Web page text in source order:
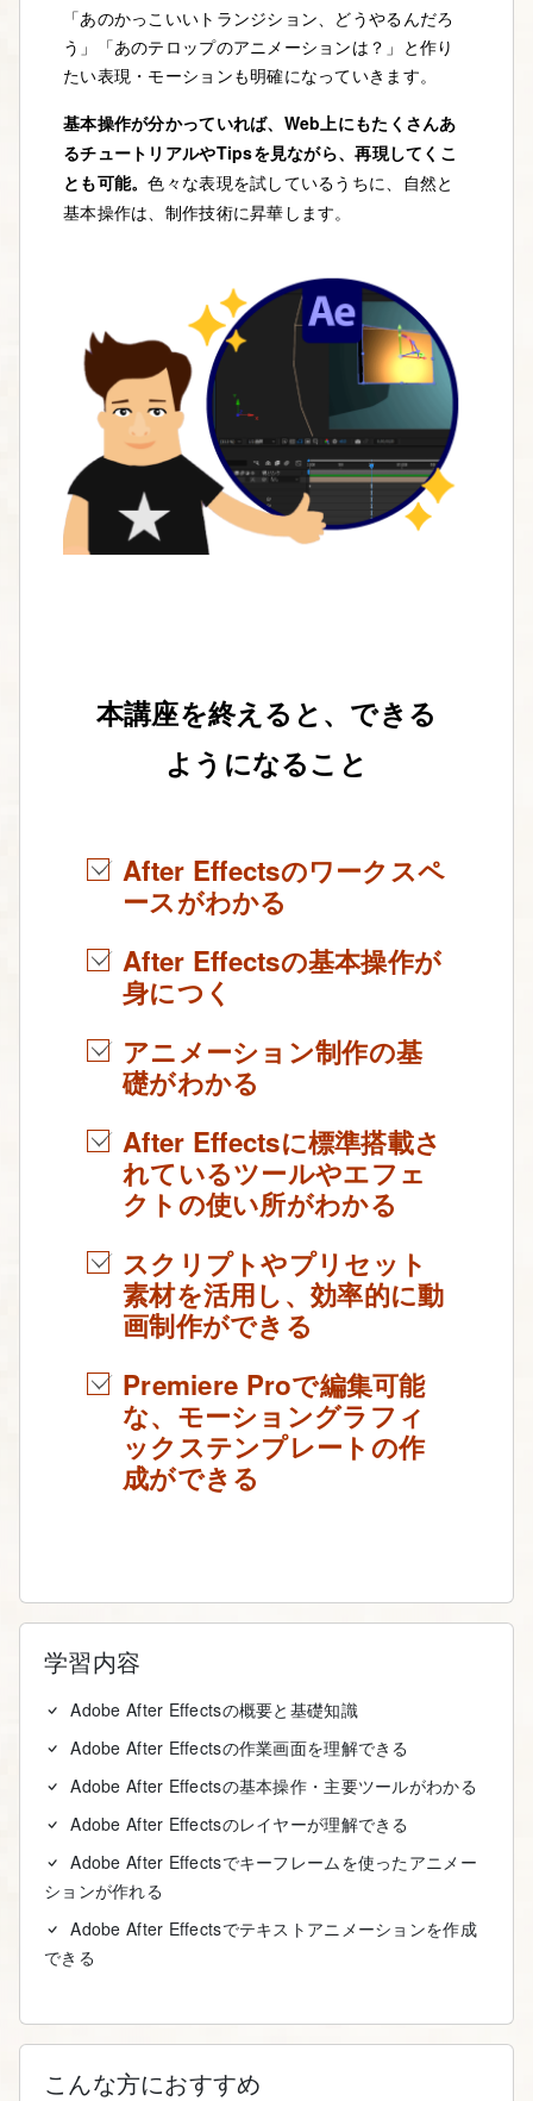
「あのかっこいいトランジション、どうやるんだろ
う」「あのテロップのアニメーションは？」と作り
たい表現・モーションも明確になっていきます。
基本操作が分かっていれば、Web上にもたくさんあ
るチュートリアルやTipsを見ながら、再現してくこ
とも可能。色々な表現を試しているうちに、自然と
基本操作は、制作技術に昇華します。
本講座を終えると、できる
ようになること
After Effectsのワークスペ
ースがわかる
After Effectsの基本操作が
身につく
アニメーション制作の基
礎がわかる
After Effectsに標準搭載さ
れているツールやエフェ
クトの使い所がわかる
スクリプトやプリセット
素材を活用し、効率的に動
画制作ができる
Premiere Proで編集可能
な、モーショングラフィ
ックステンプレートの作
成ができる
学習内容
Adobe After Effectsの概要と基礎知識
Adobe After Effectsの作業画面を理解できる
Adobe After Effectsの基本操作・主要ツールがわかる
Adobe After Effectsのレイヤーが理解できる
Adobe After Effectsでキーフレームを使ったアニメー
ションが作れる
Adobe After Effectsでテキストアニメーションを作成
できる
こんな方におすすめ